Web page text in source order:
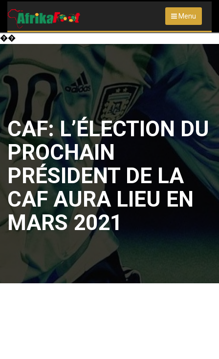
Menu
��
CAF: L’ÉLECTION DU
PROCHAIN
PRÉSIDENT DE LA
CAF AURA LIEU EN
MARS 2021